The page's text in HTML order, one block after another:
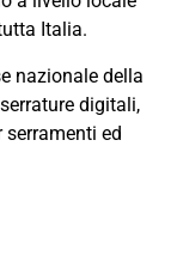
Italia.
nazionale della
digitali,
ed